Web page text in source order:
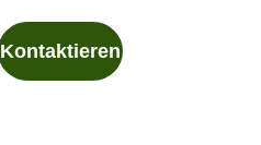
Kontaktieren